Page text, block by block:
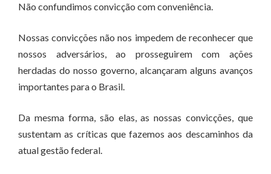
Não confundimos convicção com conveniência.
Nossas convicções não nos impedem de reconhecer que
nossos adversários, ao prosseguirem com ações
herdadas do nosso governo, alcançaram alguns avanços
importantes para o Brasil.
Da mesma forma, são elas, as nossas convicções, que
sustentam as críticas que fazemos aos descaminhos da
atual gestão federal.